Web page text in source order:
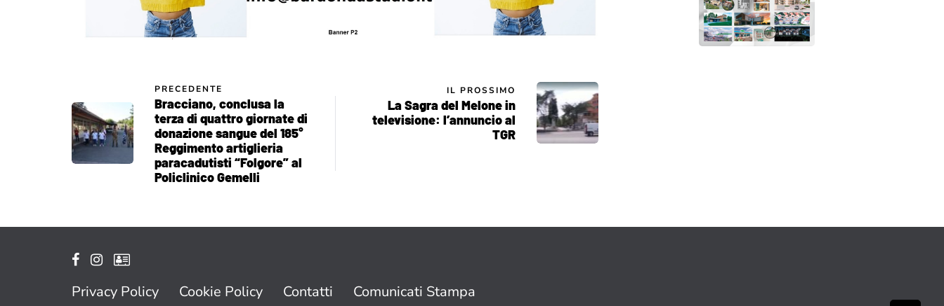
PRECEDENTE
Bracciano, conclusa la
terza di quattro giornate di
donazione sangue del 185°
Reggimento artiglieria
paracadutisti “Folgore” al
Policlinico Gemelli
IL PROSSIMO
La Sagra del Melone in
televisione: l’annuncio al
TGR
Privacy Policy Cookie Policy Contatti Comunicati Stampa